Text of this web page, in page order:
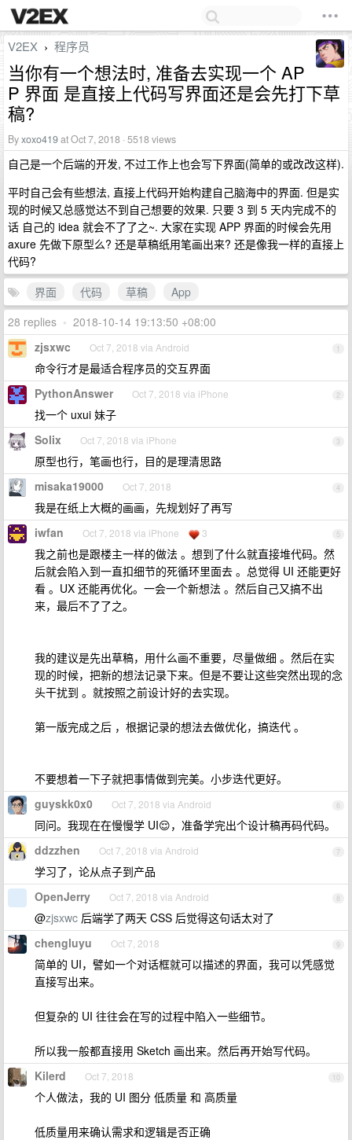
V2EX › 程序员
当你有一个想法时, 准备去实现一个 AP
P 界面 是直接上代码写界面还是会先打下草
稿?
Byxoxo419at Oct 7, 2018 · 5518 views
自己是一个后端的开发, 不过工作上也会写下界面(简单的或改改这样).
平时自己会有些想法, 直接上代码开始构建自己脑海中的界面. 但是实
现的时候又总感觉达不到自己想要的效果. 只要 3 到 5 天内完成不的
话 自己的 idea 就会不了了之~. 大家在实现 APP 界面的时候会先用
axure 先做下原型么? 还是草稿纸用笔画出来? 还是像我一样的直接上
代码?
界面
代码 草稿
App
28 replies • 2018-10-14 19:13:50 +08:00
1
zjsxwc Oct 7, 2018 via Android
命令行才是最适合程序员的交互界面
2
PythonAnswer Oct 7, 2018 via iPhone
找一个 uxui 妹子
3
Solix Oct 7, 2018 via iPhone
原型也行，笔画也行，目的是理清思路
4
misaka19000 Oct 7, 2018
我是在纸上大概的画画，先规划好了再写
5
iwfan Oct 7, 2018 via iPhone 3
我之前也是跟楼主一样的做法 。想到了什么就直接堆代码。然
后就会陷入到一直扣细节的死循环里面去 。总觉得 UI 还能更好
看 。UX 还能再优化。一会一个新想法 。然后自己又搞不出
来，最后不了了之。
我的建议是先出草稿，用什么画不重要，尽量做细 。然后在实
现的时候，把新的想法记录下来。但是不要让这些突然出现的念
头干扰到 。就按照之前设计好的去实现。
第一版完成之后 ，根据记录的想法去做优化，搞迭代 。
不要想着一下子就把事情做到完美。小步迭代更好。
6
guyskk0x0 Oct 7, 2018 via Android
同问。我现在在慢慢学 UI😌，准备学完出个设计稿再码代码。
7
ddzzhen Oct 7, 2018 via Android
学习了，论从点子到产品
8
OpenJerry Oct 7, 2018 via Android
@zjsxwc 后端学了两天 CSS 后觉得这句话太对了
9
chengluyu Oct 7, 2018
简单的 UI，譬如一个对话框就可以描述的界面，我可以凭感觉
直接写出来。
但复杂的 UI 往往会在写的过程中陷入一些细节。
所以我一般都直接用 Sketch 画出来。然后再开始写代码。
10
Kilerd Oct 7, 2018
个人做法，我的 UI 图分 低质量 和 高质量
低质量用来确认需求和逻辑是否正确